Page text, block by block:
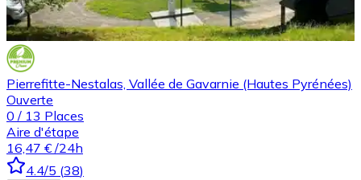
Pierrefitte-Nestalas, Vallée de Gavarnie (Hautes Pyrénées)
Ouverte
0 / 13 Places
Aire d'étape
16,47 € /24h
4.4/5 (38)